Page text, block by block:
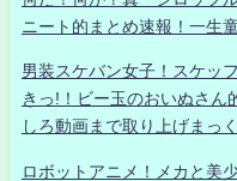
ニート的まとめ速報！一生
男装スケバン女子！スケッ
きっ!！ビー玉のおいぬさ
しろ動画まで取り上げまっ
ロボットアニメ！メカと美